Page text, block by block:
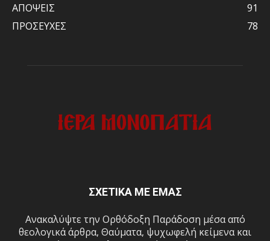
ΑΠΟΨΕΙΣ
91
ΠΡΟΣΕΥΧΕΣ
78
ΣΧΕΤΙΚΑ ΜΕ ΕΜΑΣ
Ανακαλύψτε την Ορθόδοξη Παράδοση μέσα από
θεολογικά άρθρα, Θαύματα, ψυχωφελή κείμενα και